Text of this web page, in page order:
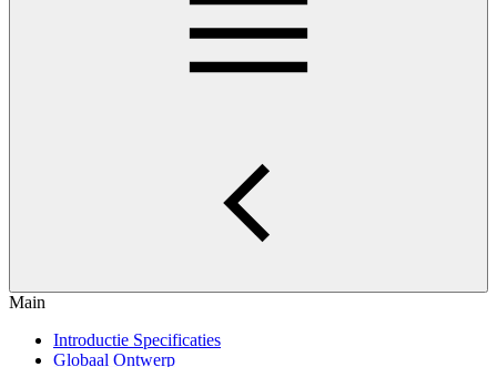
Main
Introductie Specificaties
Globaal Ontwerp